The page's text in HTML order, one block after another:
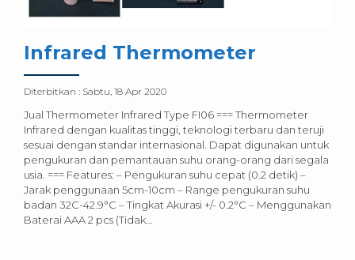
Infrared Thermometer
Diterbitkan : Sabtu, 18 Apr 2020
Jual Thermometer Infrared Type FI06 === Thermometer
Infrared dengan kualitas tinggi, teknologi terbaru dan teruji
sesuai dengan standar internasional. Dapat digunakan untuk
pengukuran dan pemantauan suhu orang-orang dari segala
usia. === Features: – Pengukuran suhu cepat (0.2 detik) –
Jarak penggunaan 5cm-10cm – Range pengukuran suhu
badan 32C-42.9°C – Tingkat Akurasi +/- 0.2°C – Menggunakan
Baterai AAA 2 pcs (Tidak...